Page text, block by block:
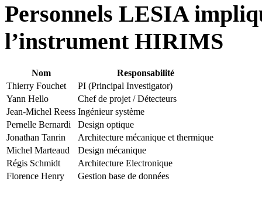
Personnels LESIA
l’instrument HIRIMS
Nom
Responsabilité
Thierry Fouchet
PI (Principal Investigator)
Yann Hello
Chef de projet / Détecteurs
Jean-Michel Reess Ingénieur système
Pernelle Bernardi
Design optique
Jonathan Tanrin
Architecture mécanique et thermique
Michel Marteaud
Design mécanique
Régis Schmidt
Architecture Electronique
Florence Henry
Gestion base de données